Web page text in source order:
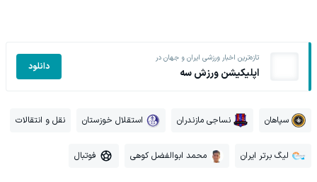
تازه‌ترین اخبار ورزشی ایران و جهان در
اپلیکیشن ورزش سه دانلود
سپاهان نساجی مازندران استقلال خوزستان نقل و انتقالات
لیگ برتر ایران محمد ابوالفضل کوهی فوتبال